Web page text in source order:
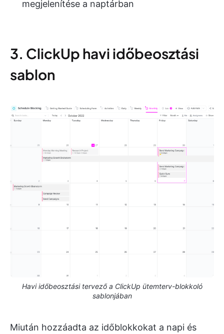
megjelenítése a naptárban
3. ClickUp havi időbeosztási
sablon
Havi időbeosztási tervező a ClickUp ütemterv-blokkoló
sablonjában
Miután hozzáadta az időblokkokat a napi és